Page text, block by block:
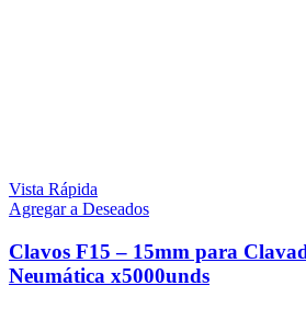
Vista Rápida
Agregar a Deseados
Clavos F15 – 15mm para
Neumática x5000unds